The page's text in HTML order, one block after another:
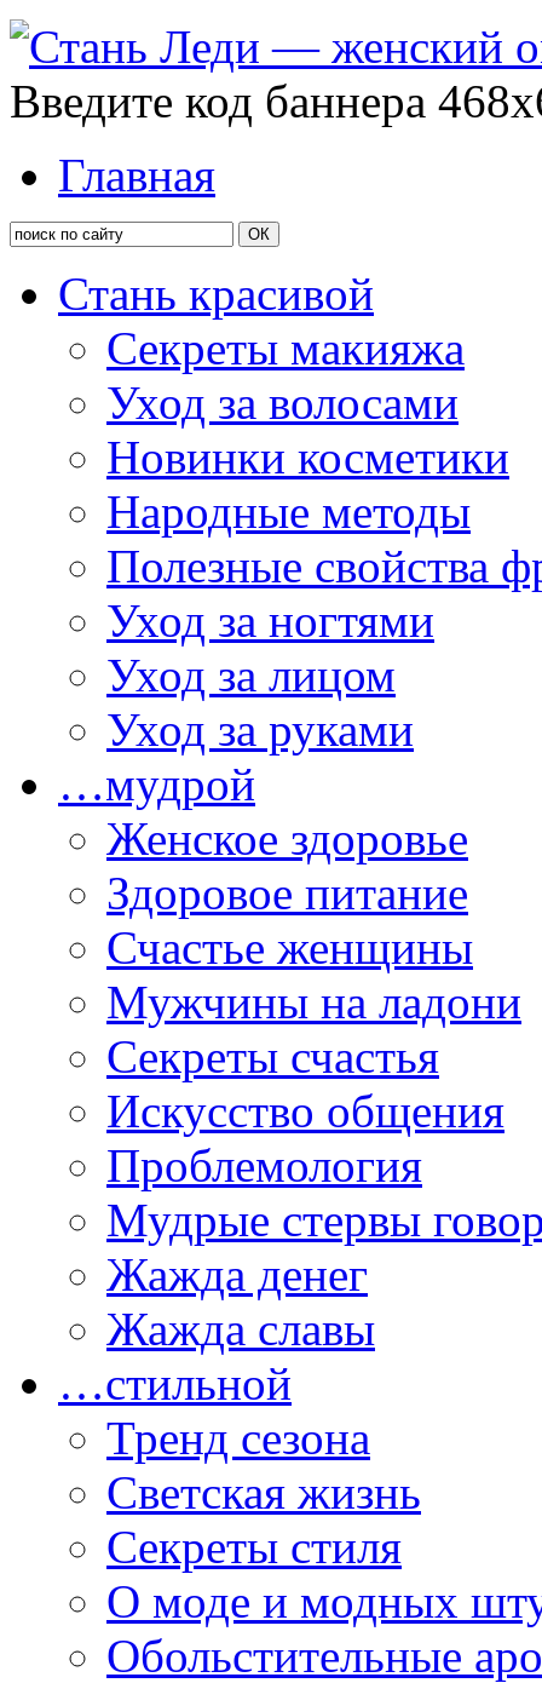
Введите код баннера
Главная
Стань красивой
Секреты макияжа
Уход за волосами
Новинки косметики
Народные методы
Полезные свойства
Уход за ногтями
Уход за лицом
Уход за руками
…мудрой
Женское здоровье
Здоровое питание
Счастье женщины
Мужчины на ладони
Секреты счастья
Искусство общения
Проблемология
Мудрые стервы
Жажда денег
Жажда славы
…стильной
Тренд сезона
Светская жизнь
Секреты стиля
О моде и модных
Обольстительные